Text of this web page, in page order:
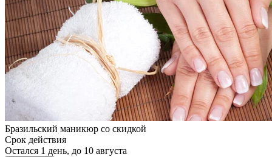
Бразильский маникюр со скидкой
Срок действия
Остался 1 день, до 10 августа